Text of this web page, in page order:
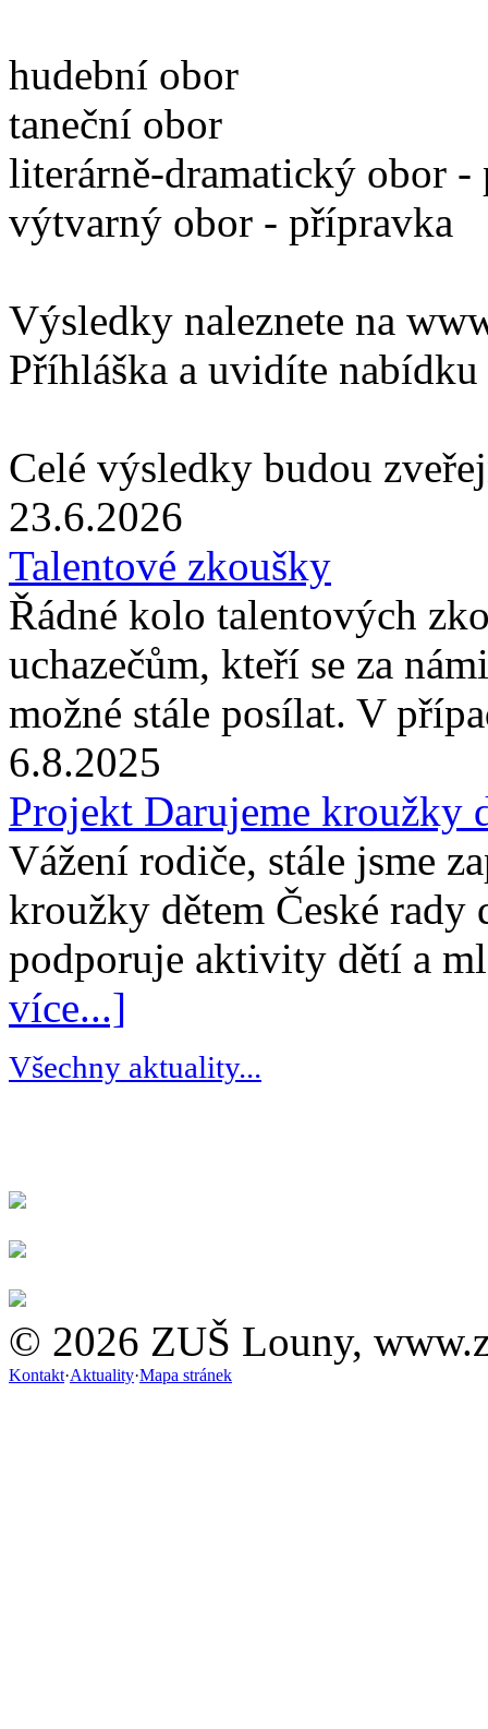
hudební obor
taneční obor
literárně-dramatický obor -
výtvarný obor - přípravka
Výsledky naleznete na
Příhláška a uvidíte
Celé výsledky budou
23.6.2026
Talentové zkoušky
Řádné kolo talentových
uchazečům, kteří se za
možné stále posílat. V
6.8.2025
Projekt Darujeme kroužky
Vážení rodiče, stále jsme
kroužky dětem České
podporuje aktivity dětí a
více...]
Všechny aktuality...
© 2026 ZUŠ Louny,
Kontakt·Aktuality·Mapa stránek